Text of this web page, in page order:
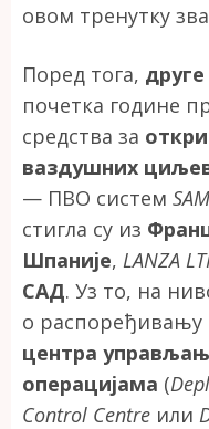
овом тренутку
Поред тога,
почетка године
средства за
ваздушних
— ПВО систем
стигла су из
Шпаније, LANZA
САД. Уз то, на
о распоређивању
центра
операцијама (
Control Centre или